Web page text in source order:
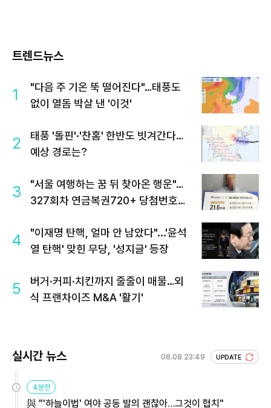
트렌드뉴스
1
"다음 주 기온 뚝 떨어진다"…태풍도
없이 열돔 박살 낸 '이것'
2
태풍 '돌핀'·'찬홈' 한반도 빗겨간다…
예상 경로는?
3
"서울 여행하는 꿈 뒤 찾아온 행운"…
327회차 연금복권720+ 당첨번호조
4
"이재명 탄핵, 얼마 안 남았다"...'윤석
열 탄핵' 맞힌 무당, '성지글' 등장
5
버거·커피·치킨까지 줄줄이 매물…외
식 프랜차이즈 M&A '활기'
실시간 뉴스 08.08 23:49 UPDATE
4분전
與 "'하늘이법' 여야 공동 발의 괜찮아…그것이 협치"